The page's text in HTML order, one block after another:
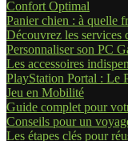
Confort Optimal
Panier chien : à quelle
Découvrez les services
Personnaliser son PC
Les accessoires
PlayStation Portal : Le
Jeu en Mobilité
Guide complet pour
Conseils pour un
Les étapes clés pour